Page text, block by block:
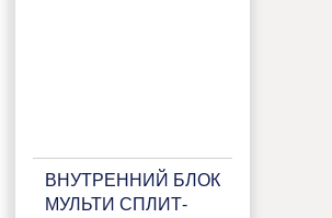
ВНУТРЕННИЙ БЛОК
МУЛЬТИ СПЛИТ-